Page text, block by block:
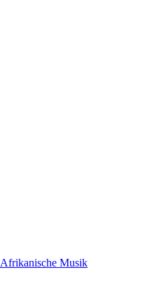
Afrikanische Musik